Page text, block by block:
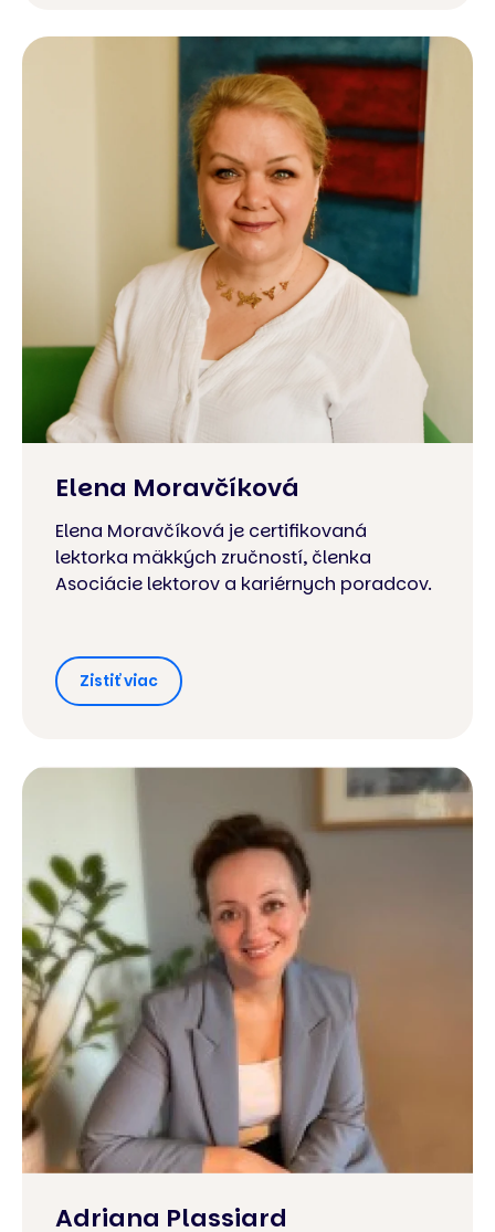
Elena Moravčíková
Elena Moravčíková je certifikovaná
lektorka mäkkých zručností, členka
Asociácie lektorov a kariérnych poradcov.
Zistiť viac
Adriana Plassiard